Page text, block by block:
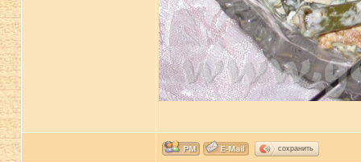
сохранить